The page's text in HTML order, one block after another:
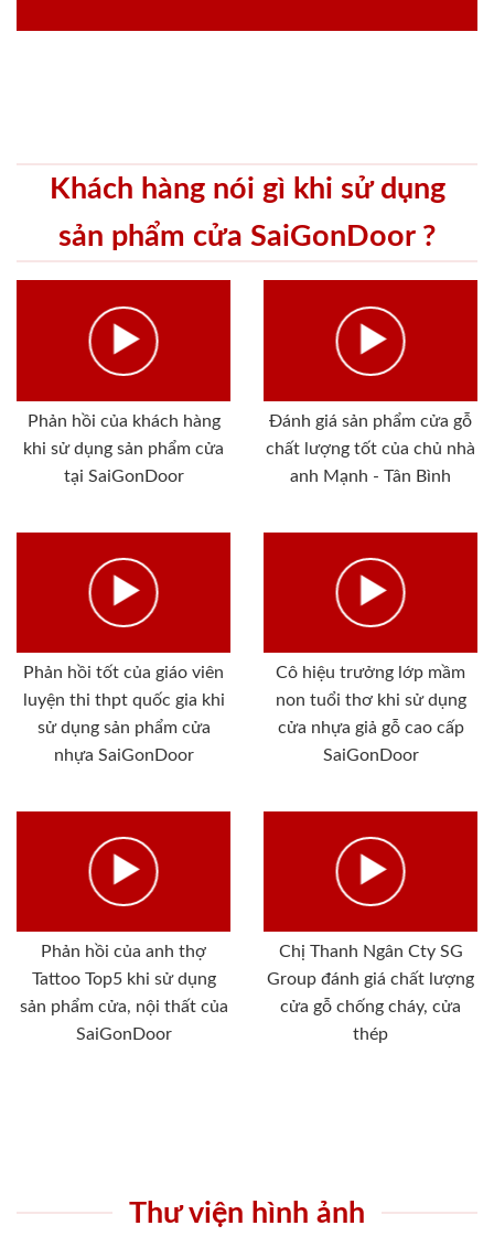
Khách hàng nói gì khi sử dụng
sản phẩm cửa SaiGonDoor ?
Phản hồi của khách hàng
khi sử dụng sản phẩm cửa
tại SaiGonDoor
Đánh giá sản phẩm cửa gỗ
chất lượng tốt của chủ nhà
anh Mạnh - Tân Bình
Phản hồi tốt của giáo viên
luyện thi thpt quốc gia khi
sử dụng sản phẩm cửa
nhựa SaiGonDoor
Cô hiệu trưởng lớp mầm
non tuổi thơ khi sử dụng
cửa nhựa giả gỗ cao cấp
SaiGonDoor
Phản hồi của anh thợ
Tattoo Top5 khi sử dụng
sản phẩm cửa, nội thất của
SaiGonDoor
Chị Thanh Ngân Cty SG
Group đánh giá chất lượng
cửa gỗ chống cháy, cửa
thép
Thư viện hình ảnh